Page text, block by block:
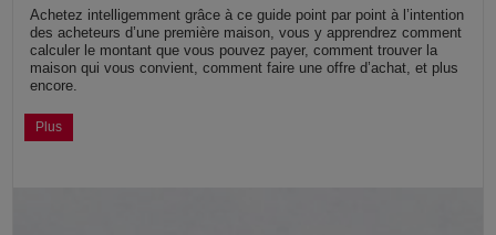
Achetez intelligemment grâce à ce guide point par point à l’intention
des acheteurs d’une première maison, vous y apprendrez comment
calculer le montant que vous pouvez payer, comment trouver la
maison qui vous convient, comment faire une offre d’achat, et plus
encore.
Plus